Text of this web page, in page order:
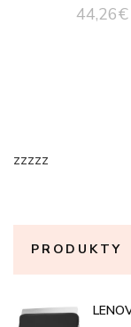
44,26€
zzzzz
PRODUKTY